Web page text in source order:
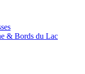
& Bords du Lac